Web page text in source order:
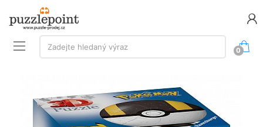
Vyhledávání:
Zadejte hledaný výraz
0